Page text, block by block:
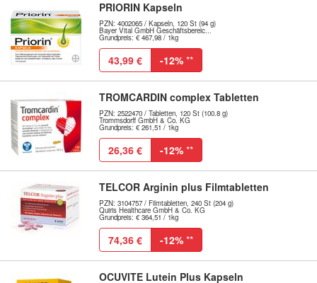
PRIORIN Kapseln
PZN: 4002065 / Kapseln, 120 St (94 g)
Bayer Vital GmbH Geschäftsbereic...
Grundpreis: € 467,98 / 1kg
43,99 € -12% **
TROMCARDIN complex Tabletten
PZN: 2522470 / Tabletten, 120 St (100.8 g)
Trommsdorff GmbH & Co. KG
Grundpreis: € 261,51 / 1kg
26,36 € -12% **
TELCOR Arginin plus Filmtabletten
PZN: 3104757 / Filmtabletten, 240 St (204 g)
Quiris Healthcare GmbH & Co. KG
Grundpreis: € 364,51 / 1kg
74,36 € -12% **
OCUVITE Lutein Plus Kapseln